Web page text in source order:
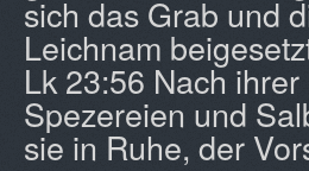
sich das Grab und
Leichnam
Lk 23:56 Nach
Spezereien und
sie in Ruhe, der